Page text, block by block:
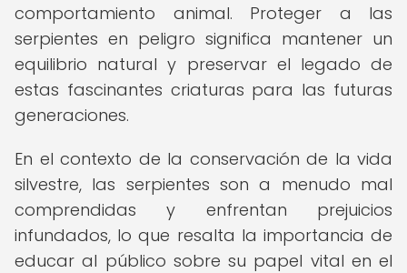
comportamiento animal. Proteger a las
serpientes en peligro significa mantener un
equilibrio natural y preservar el legado de
estas fascinantes criaturas para las futuras
generaciones.
En el contexto de la conservación de la vida
silvestre, las serpientes son a menudo mal
comprendidas y enfrentan prejuicios
infundados, lo que resalta la importancia de
educar al público sobre su papel vital en el